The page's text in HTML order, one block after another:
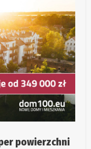
powierzchni